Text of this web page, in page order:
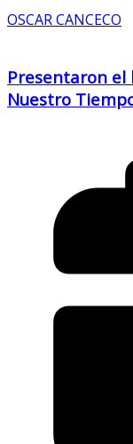
OSCAR CANCECO
Presentaron el
Nuestro